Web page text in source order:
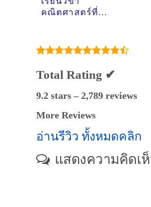
คณิตศาสตร์ที่
ดูคำแนะนำครูสอน
พิเศษที่นี่
Total Rating ✔
9.2 stars – 2,789 reviews
More Reviews
อ่านรีวิว ทั้งหมดคลิก
แสดงความคิดเ